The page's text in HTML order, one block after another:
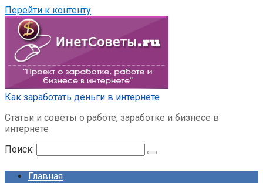
Перейти к контенту
Как заработать деньги в интернете
Статьи и советы о работе, заработке и бизнесе в
интернете
Поиск:
Главная